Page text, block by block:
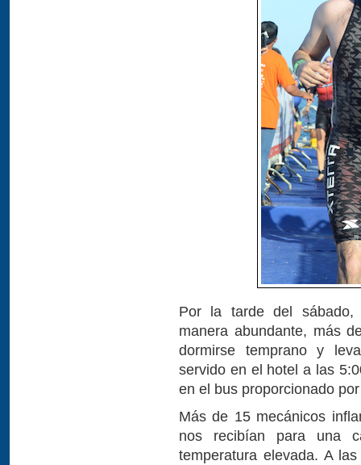
Por la tarde del sábado,
manera abundante, más
dormirse temprano y
servido en el hotel a las
en el bus proporcionado
Más de 15 mecánicos
nos recibían para una
temperatura elevada. A